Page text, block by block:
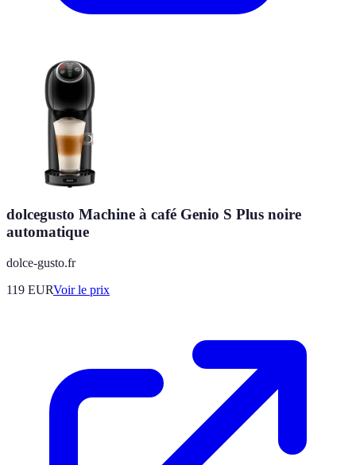
dolcegusto Machine à café Genio S Plus noire
automatique
dolce-gusto.fr
119 EURVoir le prix